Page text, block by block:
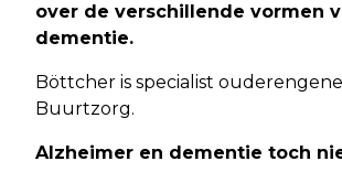
over de verschillende vormen
dementie.
Böttcher is specialist
Buurtzorg.
Alzheimer en dementie toch